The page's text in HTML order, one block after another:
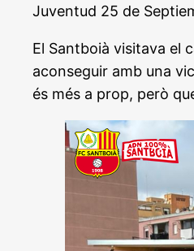
Juventud 25 de
El Santboià visitava el
aconseguir amb una
és més a prop, però